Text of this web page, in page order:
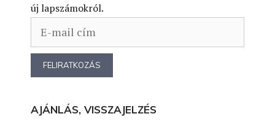
új lapszámokról.
AJÁNLÁS, VISSZAJELZÉS